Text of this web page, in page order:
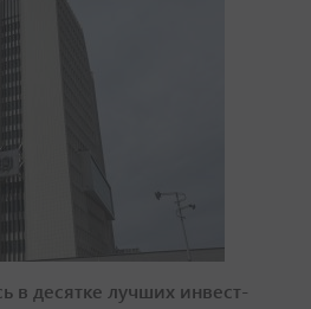
в десятке лучших инвест-